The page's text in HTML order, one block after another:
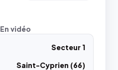
vidéo
Secteur 1
Saint-Cyprien (66)